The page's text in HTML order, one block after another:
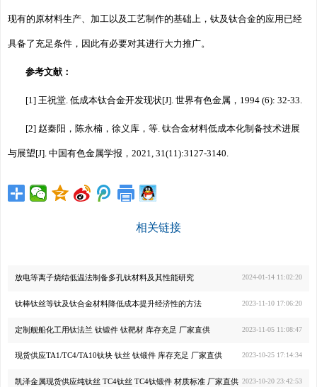
现有的原材料生产、加工以及工艺制作的基础上，钛及钛合金的应用已经
具备了充足条件，因此有必要对其进行大力推广。
参考文献：
[1] 王祝堂. 低成本钛合金开发现状[J]. 世界有色金属，1994 (6): 32-33.
[2] 赵秦阳，陈永楠，徐义库，等. 钛合金材料低成本化制备技术进展
与展望[J]. 中国有色金属学报，2021, 31(11):3127-3140.
相关链接
2024-01-14 11:02:20
放电等离子烧结低温法制备多孔钛材料及其性能研究
2023-11-10 17:06:20
钛棒钛丝等钛及钛合金材料降低成本提升经济性的方法
2023-11-05 11:08:47
定制舰船化工用钛法兰 钛锻件 钛靶材 库存充足 厂家直供
2023-10-25 17:14:34
现货供应TA1/TC4/TA10钛块 钛丝 钛锻件 库存充足 厂家直供
2023-10-20 23:42:53
凯泽金属现货供应纯钛丝 TC4钛丝 TC4钛锻件 材质标准 厂家直供